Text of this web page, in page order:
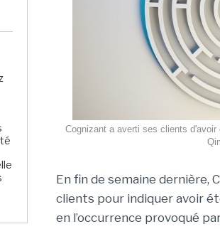
Cognizant a averti ses clients
En fin de semaine dernière,
clients pour indiquer avoir
en l’occurrence provoqué